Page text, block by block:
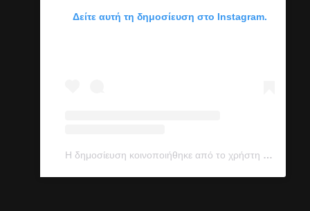
Δείτε αυτή τη δημοσίευση στο Instagram.
Η δημοσίευση κοινοποιήθηκε από το χρήστη U.S. National Science Foundation (@nsfgov)